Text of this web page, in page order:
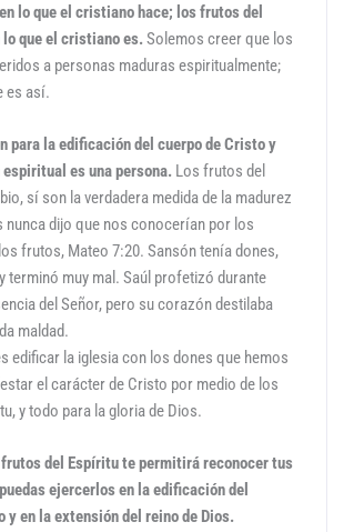
lo que el cristiano hace; los frutos del
que el cristiano es.Solemos creer que los
a personas maduras espiritualmente;
es así.
para la edificación del cuerpo de Cristo y
es una persona. Los frutos del
sí son la verdadera medida de la madurez
nunca dijo que nos conocerían por los
frutos, Mateo 7:20. Sansón tenía dones,
terminó muy mal. Saúl profetizó durante
del Señor, pero su corazón destilaba
maldad.
edificar la iglesia con los dones que hemos
el carácter de Cristo por medio de los
y todo para la gloria de Dios.
frutos del Espíritu te permitirá reconocer tus
ejercerlos en la edificación del
y en la extensión del reino de Dios.